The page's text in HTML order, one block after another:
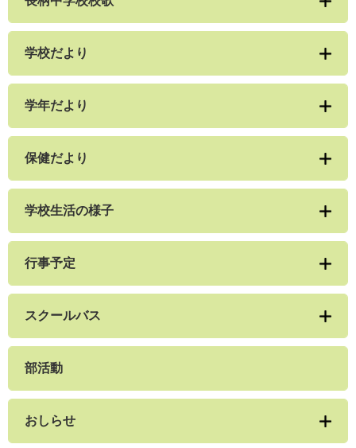
学校だより
学年だより
保健だより
学校生活の様子
行事予定
スクールバス
部活動
おしらせ